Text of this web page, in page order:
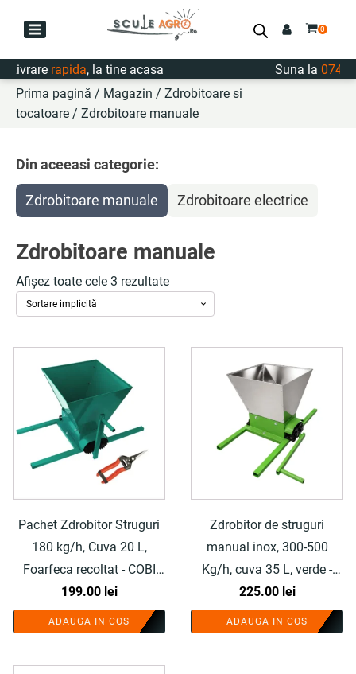
Livrarerapida, la tine acasa Suna la
Prima pagină / Magazin / Zdrobitoare si
tocatoare / Zdrobitoare manuale
Din aceeasi categorie:
Zdrobitoare manuale Zdrobitoare electrice
Zdrobitoare manuale
Afișez toate cele 3 rezultate
Pachet Zdrobitor Struguri
180 kg/h, Cuva 20 L,
Foarfeca recoltat - COBI
SMART®
199.00 lei
ADAUGA IN COS
Zdrobitor de struguri
manual inox, 300-500
Kg/h, cuva 35 L, verde -
COBI SMART®
225.00 lei
ADAUGA IN COS